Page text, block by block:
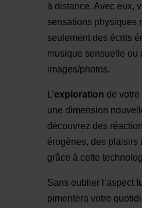
à distance. Avec eux,
sensations physiques
seulement des écrits
musique sensuelle ou
images/photos.
L’exploration de
une dimension
découvrez des
érogènes, des plaisirs
grâce à cette
Sans oublier l’aspect
pimentera votre